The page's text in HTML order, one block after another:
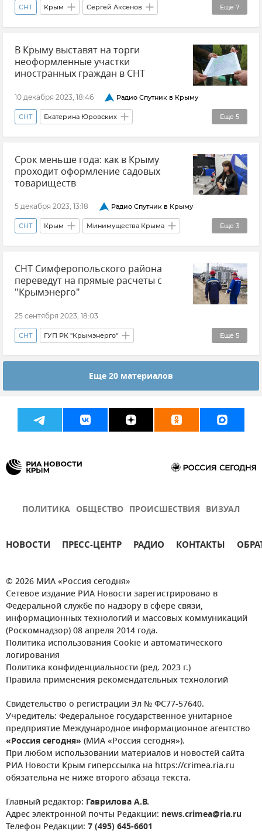
Еще 7
СНТ Крым Сергей Аксенов
ГУП РК "Крымэнерго" Общество ЖКХ
ЖКХ Крыма и Севастополя
Энергосистема Крыма Цены и тарифы
Новости Крыма
В Крыму выставят на торги
неоформленные участки
иностранных граждан в СНТ
10 декабря 2023, 18:46 Радио Спутник в Крыму
Еще 5
СНТ Екатерина Юровских
Минимущества Крыма Земля
Оформление земли Крым
Закон и право
Срок меньше года: как в Крыму
проходит оформление садовых
товариществ
5 декабря 2023, 13:18 Радио Спутник в Крыму
Еще 3
СНТ Крым Минимущества Крыма
Мнения Подкасты
Екатерина Юровских
СНТ Симферопольского района
переведут на прямые расчеты с
"Крымэнерго"
25 сентября 2023, 18:03
Еще 5
СНТ ГУП РК "Крымэнерго"
Сергей Аксенов Крым
ЖКХ Крыма и Севастополя
Еще 20 материалов
ПОЛИТИКА ОБЩЕСТВО ПРОИСШЕСТВИЯ ВИЗУАЛ
НОВОСТИ ПРЕСС-ЦЕНТР РАДИО КОНТАКТЫ
© 2026 МИА «Россия сегодня»
Сетевое издание РИА Новости зарегистрировано в
Федеральной службе по надзору в сфере связи,
информационных технологий и массовых коммуникаций
(Роскомнадзор) 08 апреля 2014 года.
Политика использования Cookie и автоматического
логирования
Политика конфиденциальности (ред. 2023 г.)
Правила применения рекомендательных технологий
Свидетельство о регистрации Эл № ФС77-57640.
Учредитель: Федеральное государственное унитарное
предприятие Международное информационное агентство
«Россия сегодня» (МИА «Россия сегодня»).
При любом использовании материалов и новостей сайта
РИА Новости Крым гиперссылка на https://crimea.ria.ru
обязательна не ниже второго абзаца текста.
Главный редактор: Гаврилова А.В.
Адрес электронной почты Редакции: news.crimea@ria.ru
Телефон Редакции: 7 (495) 645-6601